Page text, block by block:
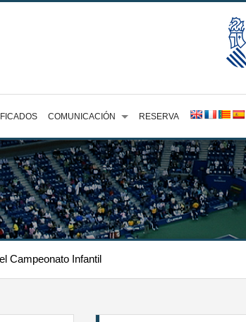
COMUNICACIÓN RESERVA
Campeonato Infantil